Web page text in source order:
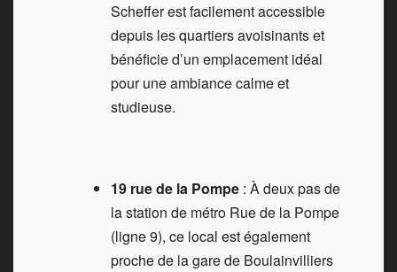
Scheffer est facilement accessible
depuis les quartiers avoisinants et
bénéficie d’un emplacement idéal
pour une ambiance calme et
studieuse.
19 rue de la Pompe : À deux pas de
la station de métro Rue de la Pompe
(ligne 9), ce local est également
proche de la gare de Boulainvilliers